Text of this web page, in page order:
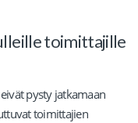
toimittajille
pysty jatkamaan
toimittajien